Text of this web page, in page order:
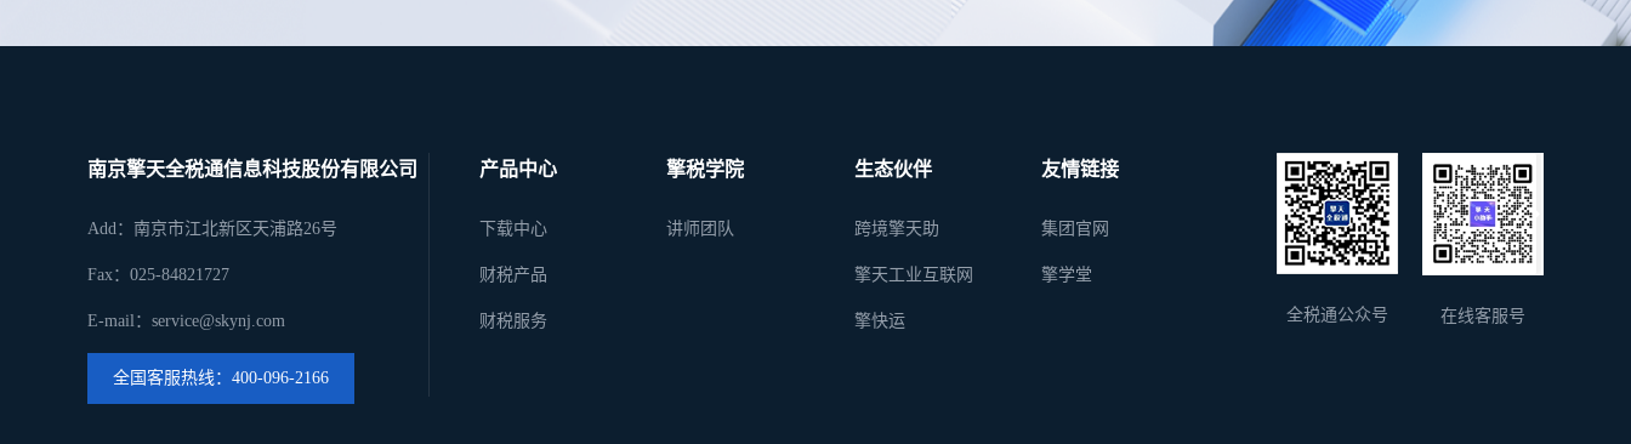
南京擎天全税通信息科技股份有限公司
Add：南京市江北新区天浦路26号
Fax：025-84821727
E-mail：service@skynj.com
全国客服热线：400-096-2166
产品中心
下载中心
财税产品
财税服务
擎税学院
讲师团队
生态伙伴
跨境擎天助
擎天工业互联网
擎快运
友情链接
集团官网
擎学堂
全税通公众号 在线客服号